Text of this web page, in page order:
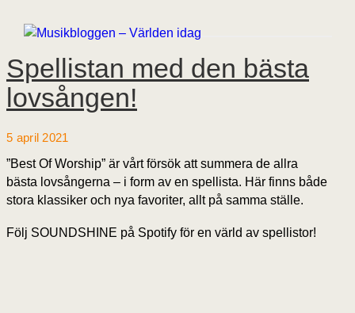
Spellistan med den bästa
lovsången!
5 april 2021
”Best Of Worship” är vårt försök att summera de allra
bästa lovsångerna – i form av en spellista. Här finns både
stora klassiker och nya favoriter, allt på samma ställe.
Följ SOUNDSHINE på Spotify för en värld av spellistor!